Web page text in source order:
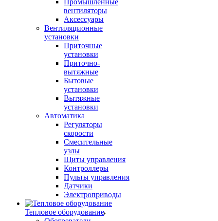
Промышленные
вентиляторы
Аксессуары
Вентиляционные
установки
Приточные
установки
Приточно-
вытяжные
Бытовые
установки
Вытяжные
установки
Автоматика
Регуляторы
скорости
Смесительные
узлы
Щиты управления
Контроллеры
Пульты управления
Датчики
Электроприводы
Тепловое оборудование